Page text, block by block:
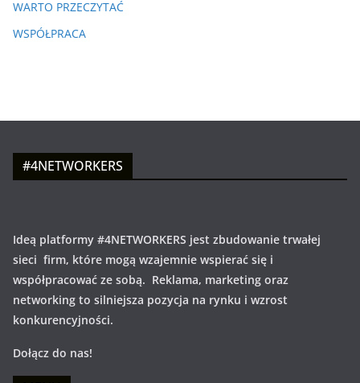
WARTO PRZECZYTAĆ
WSPÓŁPRACA
#4NETWORKERS
Ideą platformy #4NETWORKERS jest zbudowanie trwałej
sieci firm, które mogą wzajemnie wspierać się i
współpracować ze sobą. Reklama, marketing oraz
networking to silniejsza pozycja na rynku i wzrost
konkurencyjności.
Dołącz do nas!